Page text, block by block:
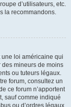
d’utilisateurs, etc.
la recommandons.
une loi américaine qui
mineurs de moins
ou tuteurs légaux.
forum, consultez un
ce forum n’apportent
sauf comme indiqué
ou d’ordres légaux